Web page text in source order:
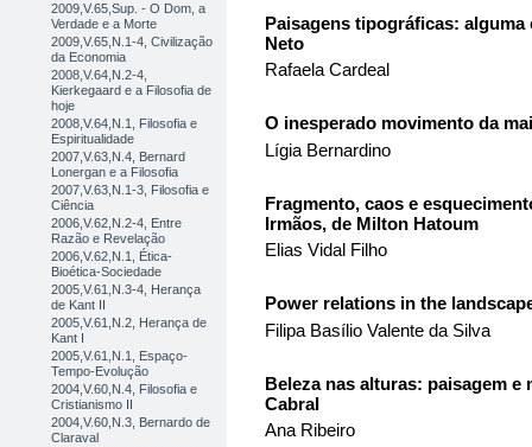
2009,V.65,Sup. - O Dom, a
Verdade e a Morte
2009,V.65,N.1-4, Civilização
da Economia
2008,V.64,N.2-4,
Kierkegaard e a Filosofia de
hoje
2008,V.64,N.1, Filosofia e
Espiritualidade
2007,V.63,N.4, Bernard
Lonergan e a Filosofia
2007,V.63,N.1-3, Filosofia e
Ciência
2006,V.62,N.2-4, Entre
Razão e Revelação
2006,V.62,N.1, Ética-
Bioética-Sociedade
2005,V.61,N.3-4, Herança
de Kant II
2005,V.61,N.2, Herança de
Kant I
2005,V.61,N.1, Espaço-
Tempo-Evolução
2004,V.60,N.4, Filosofia e
Cristianismo II
2004,V.60,N.3, Bernardo de
Claraval
Paisagens tipográficas:
Neto
Rafaela Cardeal
O inesperado movimento da
Lígia Bernardino
Fragmento, caos e
Irmãos, de Milton Hatoum
Elias Vidal Filho
Power relations in the
Filipa Basílio Valente da Silva
Beleza nas alturas: paisagem e
Cabral
Ana Ribeiro